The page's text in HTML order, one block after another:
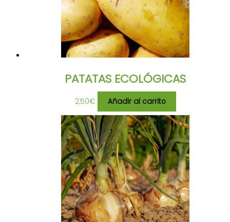
PATATAS ECOLÓGICAS
2,50€ Añadir al carrito